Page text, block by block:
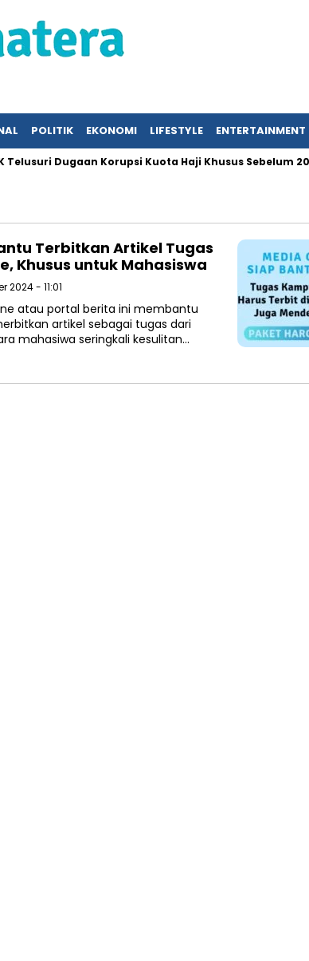
POLITIK EKONOMI LIFESTYLE ENTERTAINMENT
Dugaan Korupsi Kuota Haji Khusus Sebelum 2024
Terbitkan Artikel Tugas
Khusus untuk Mahasiswa
2024 - 11:01
atau portal berita ini membantu
artikel sebagai tugas dari
mahasiwa seringkali kesulitan…